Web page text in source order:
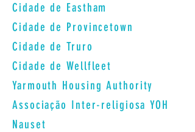
Cidade de Eastham
Cidade de Provincetown
Cidade de Truro
Cidade de Wellfleet
Yarmouth Housing Authority
Associação Inter-religiosa YOH
Nauset